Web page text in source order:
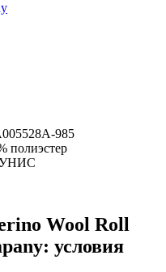
985
полиэстер
Wool Roll
условия